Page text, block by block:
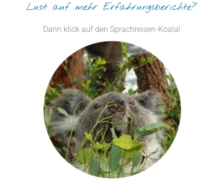
Lust auf mehr Erfahrungsberichte?
Dann klick auf den Sprachreisen-Koala!